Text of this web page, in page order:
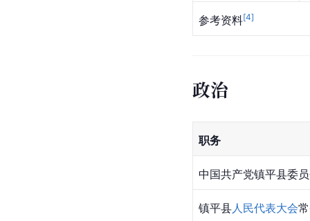
参考资料[4]
政治
职务
中国共产党镇平县委
镇平县人民代表大会